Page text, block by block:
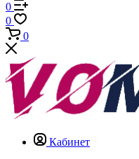
0
0
0
Кабинет